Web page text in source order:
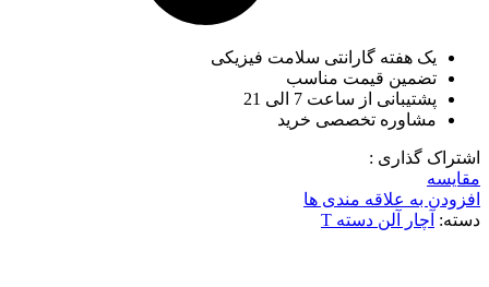
یک هفته گارانتی سلامت فیزیکی
تضمین قیمت مناسب
پشتیبانی از ساعت 7 الی 21
مشاوره تخصصی خرید
اشتراک گذاری :
مقایسه
افزودن به علاقه مندی ها
دسته: آچار آلن دسته T